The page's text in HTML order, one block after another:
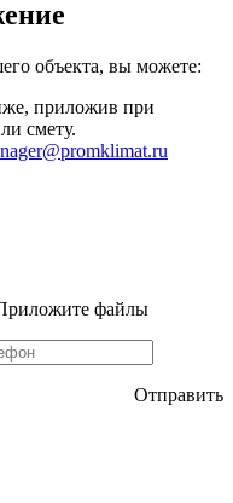
объекта, вы можете:
приложив при
смету.
файлы
Отправить